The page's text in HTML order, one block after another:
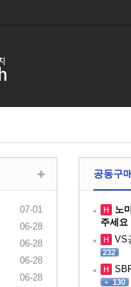
07-01
06-28
06-28
06-28
06-28
공동구
H
노
주세요
H VS
232
H
+ 130